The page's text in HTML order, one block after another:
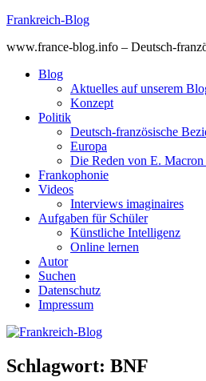
Skip
content
Frankreich-Blog
www.france-blog.info – Deutsch-
Blog
Aktuelles auf unserem
Konzept
Politik
Deutsch-französische
Europa
Die Reden von E. Macron
Frankophonie
Videos
Interviews imaginaires
Aufgaben für Schüler
Künstliche Intelligenz
Online lernen
Autor
Suchen
Datenschutz
Impressum
Schlagwort: BNF